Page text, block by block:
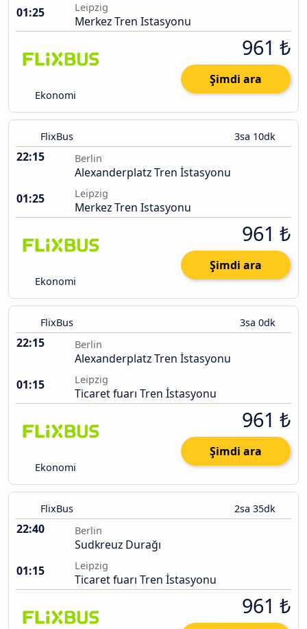
01:25
Leipzig
Merkez Tren Istasyonu
Ekonomi
961 ₺
Şimdi ara
FlixBus 3sa 10dk
22:15 Berlin
Alexanderplatz Tren İstasyonu
01:25
Leipzig
Merkez Tren Istasyonu
Ekonomi
961 ₺
Şimdi ara
FlixBus 3sa 0dk
22:15 Berlin
Alexanderplatz Tren İstasyonu
01:15
Leipzig
Ticaret fuarı Tren İstasyonu
Ekonomi
961 ₺
Şimdi ara
FlixBus 2sa 35dk
22:40 Berlin
Sudkreuz Durağı
01:15
Leipzig
Ticaret fuarı Tren İstasyonu
961 ₺